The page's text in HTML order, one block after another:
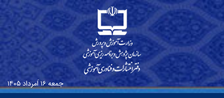
جمعه۱۶ اَمرداد ۱۴۰۵